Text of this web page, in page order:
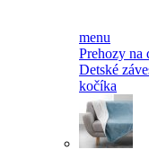
menu
Prehozy na
Detské
kočíka